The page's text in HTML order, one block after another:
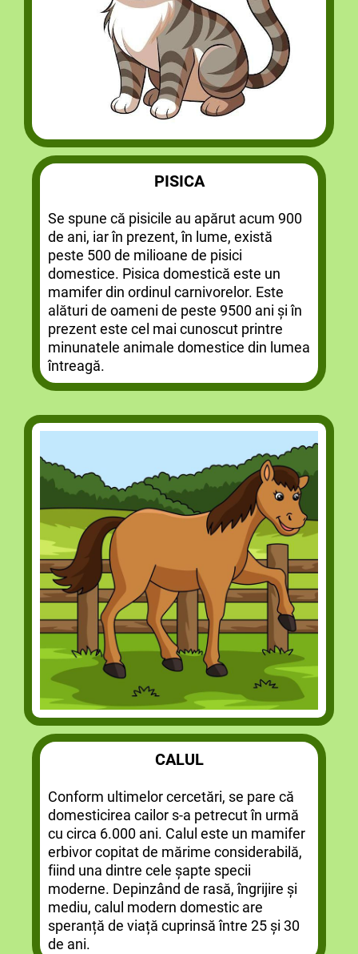
PISICA
Se spune că pisicile au apărut acum 900
de ani, iar în prezent, în lume, există
peste 500 de milioane de pisici
domestice. Pisica domestică este un
mamifer din ordinul carnivorelor. Este
alături de oameni de peste 9500 ani și în
prezent este cel mai cunoscut printre
minunatele animale domestice din lumea
întreagă.
CALUL
Conform ultimelor cercetări, se pare că
domesticirea cailor s-a petrecut în urmă
cu circa 6.000 ani. Calul este un mamifer
erbivor copitat de mărime considerabilă,
fiind una dintre cele șapte specii
moderne. Depinzând de rasă, îngrijire și
mediu, calul modern domestic are
speranță de viață cuprinsă între 25 și 30
de ani.